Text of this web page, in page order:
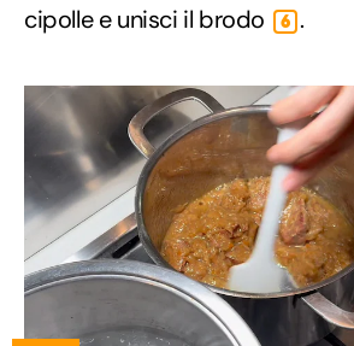
cipolle e unisci il brodo
6 .